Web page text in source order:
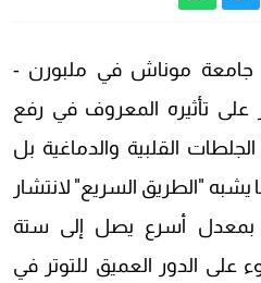
موناش في ملبورن -
على تأثيره المعروف في رفع
القلبية والدماغية بل
"الطريق السريع" لانتشار
بمعدل أسرع يصل إلى ستة
على الدور العميق للتوتر في